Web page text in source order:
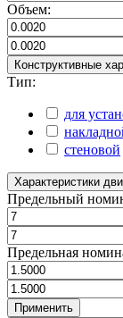
Объем:
Конструктивные
Тип:
для
стеновой
Характеристики
Предельный
Предельная
Применить